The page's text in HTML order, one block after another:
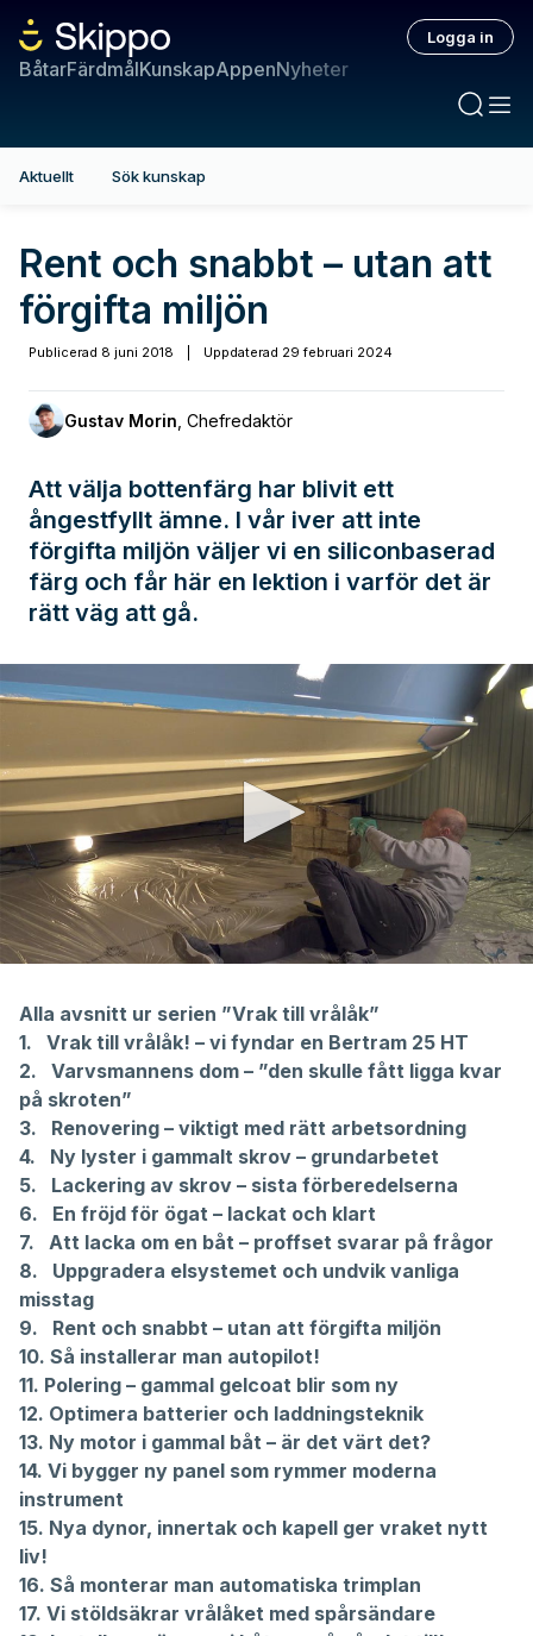
BåtarFärdmålKunskapAppenNyheter
Logga in
Aktuellt Sök kunskap
Rent och snabbt – utan att
förgifta miljön
Publicerad 8 juni 2018 Uppdaterad 29 februari 2024
Gustav Morin Chefredaktör
Att välja bottenfärg har blivit ett
ångestfyllt ämne. I vår iver att inte
förgifta miljön väljer vi en siliconbaserad
färg och får här en lektion i varför det är
rätt väg att gå.
minutes,
seconds
Alla avsnitt ur serien ”Vrak till vrålåk”
1. Vrak till vrålåk! – vi fyndar en Bertram 25 HT
2. Varvsmannens dom – ”den skulle fått ligga kvar
på skroten”
3. Renovering – viktigt med rätt arbetsordning
4. Ny lyster i gammalt skrov – grundarbetet
5. Lackering av skrov – sista förberedelserna
6. En fröjd för ögat – lackat och klart
7. Att lacka om en båt – proffset svarar på frågor
8. Uppgradera elsystemet och undvik vanliga
misstag
9. Rent och snabbt – utan att förgifta miljön
10. Så installerar man autopilot!
11. Polering – gammal gelcoat blir som ny
12. Optimera batterier och laddningsteknik
13. Ny motor i gammal båt – är det värt det?
14. Vi bygger ny panel som rymmer moderna
instrument
15. Nya dynor, innertak och kapell ger vraket nytt
liv!
16. Så monterar man automatiska trimplan
17. Vi stöldsäkrar vrålåket med spårsändare